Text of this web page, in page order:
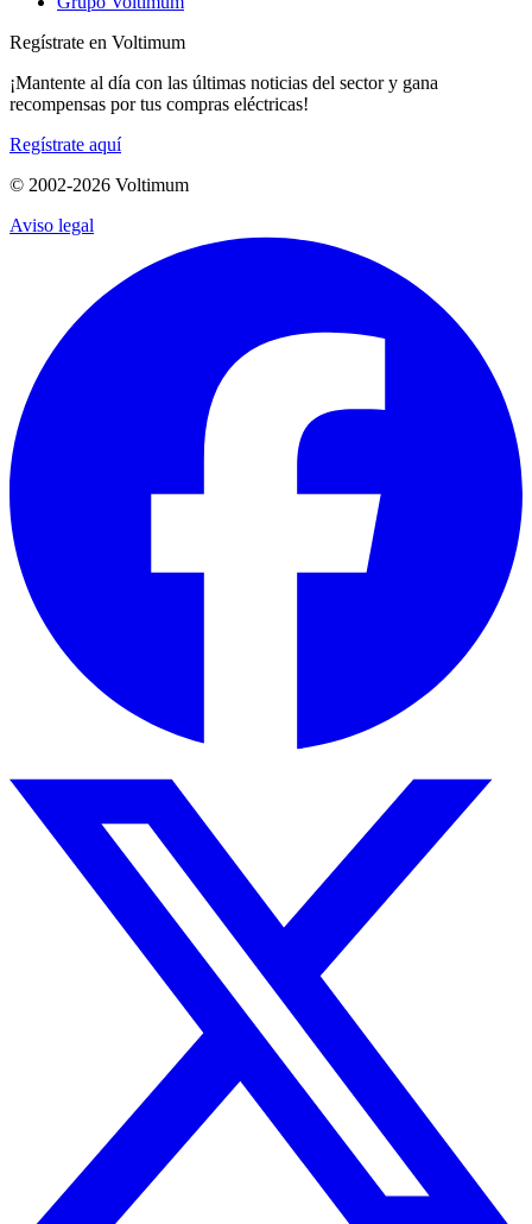
Regístrate en Voltimum
¡Mantente al día con las últimas noticias del sector y gana
recompensas por tus compras eléctricas!
Regístrate aquí
© 2002-2026 Voltimum
Aviso legal